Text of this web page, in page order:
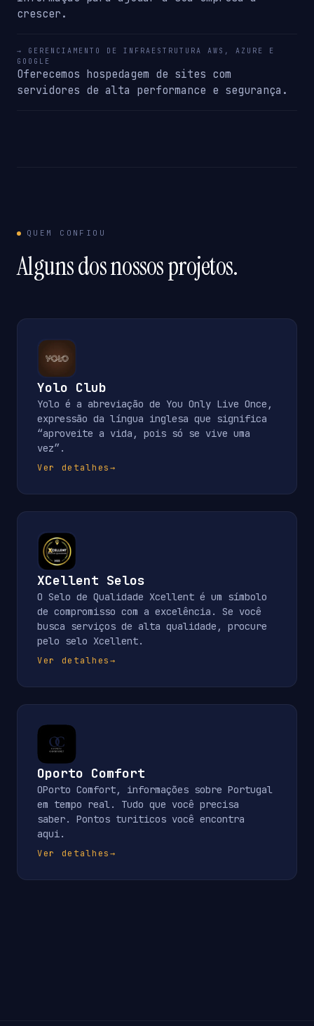
crescer.
→ GERENCIAMENTO DE INFRAESTRUTURA AWS, AZURE E
GOOGLE
Oferecemos hospedagem de sites com
servidores de alta performance e segurança.
QUEM CONFIOU
Alguns dos nossos projetos.
Yolo Club
Yolo é a abreviação de You Only Live Once,
expressão da língua inglesa que significa
“aproveite a vida, pois só se vive uma
vez”.
Ver detalhes→
XCellent Selos
O Selo de Qualidade Xcellent é um símbolo
de compromisso com a excelência. Se você
busca serviços de alta qualidade, procure
pelo selo Xcellent.
Ver detalhes→
Oporto Comfort
OPorto Comfort, informações sobre Portugal
em tempo real. Tudo que você precisa
saber. Pontos turiticos você encontra
aqui.
Ver detalhes→